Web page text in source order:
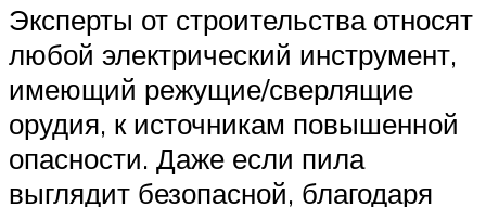
Эксперты от строительства относят
любой электрический инструмент,
имеющий режущие/сверлящие
орудия, к источникам повышенной
опасности. Даже если пила
выглядит безопасной, благодаря